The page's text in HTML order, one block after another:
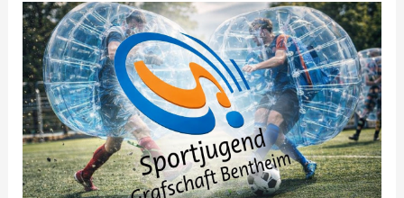
Bubble
Soccer
beim
KSB
Grafschaft
Bentheim